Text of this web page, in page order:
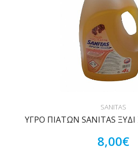
SANITAS
ΥΓΡΟ ΠΙΑΤΩΝ SANITAS
8,00€